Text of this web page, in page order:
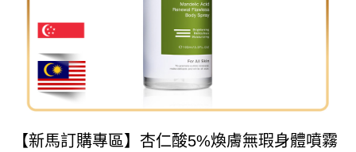
【新馬訂購專區】杏仁酸5%煥膚無瑕身體噴霧